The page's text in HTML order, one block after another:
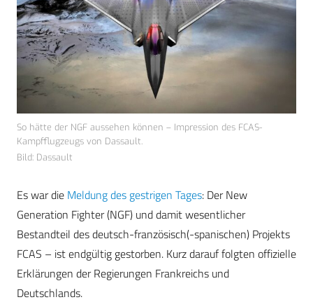
So hätte der NGF aussehen können – Impression des FCAS-
Kampfflugzeugs von Dassault.
Bild: Dassault
Es war die Meldung des gestrigen Tages: Der New
Generation Fighter (NGF) und damit wesentlicher
Bestandteil des deutsch-französisch(-spanischen) Projekts
FCAS – ist endgültig gestorben. Kurz darauf folgten offizielle
Erklärungen der Regierungen Frankreichs und
Deutschlands.